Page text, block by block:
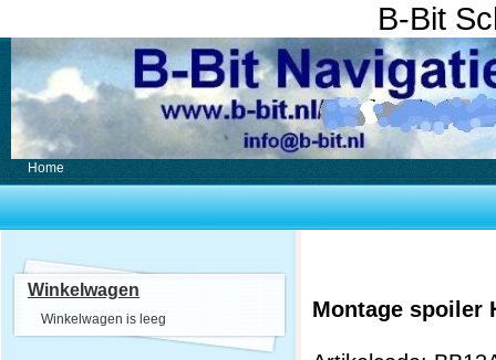
B-Bit
Home
Winkelwagen
Winkelwagen is leeg Montage spoiler